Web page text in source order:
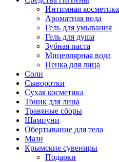
Интимная косметика
Ароматная вода
Гель для умывания
Гель для душа
Зубная паста
Мицеллярная вода
Пенка для лица
Соли
Сыворотки
Сухая косметика
Тоник для лица
Травяные сборы
Шампуни
Обертывание для тела
Мази
Крымские сувениры
Подарки